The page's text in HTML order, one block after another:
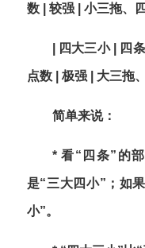
数 | 较强 | 小三拖、四
四大三小| 四
点数 | 极强 | 大三拖
简单来说：
*看“四条”的
是“三大四小”；如
小”。